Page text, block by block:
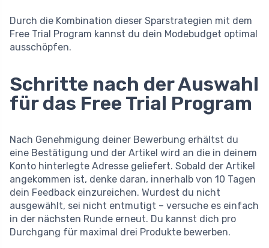
Durch die Kombination dieser Sparstrategien mit dem
Free Trial Program kannst du dein Modebudget optimal
ausschöpfen.
Schritte nach der Auswahl
für das Free Trial Program
Nach Genehmigung deiner Bewerbung erhältst du
eine Bestätigung und der Artikel wird an die in deinem
Konto hinterlegte Adresse geliefert. Sobald der Artikel
angekommen ist, denke daran, innerhalb von 10 Tagen
dein Feedback einzureichen. Wurdest du nicht
ausgewählt, sei nicht entmutigt – versuche es einfach
in der nächsten Runde erneut. Du kannst dich pro
Durchgang für maximal drei Produkte bewerben.